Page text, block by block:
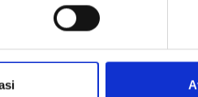
maksas, katram